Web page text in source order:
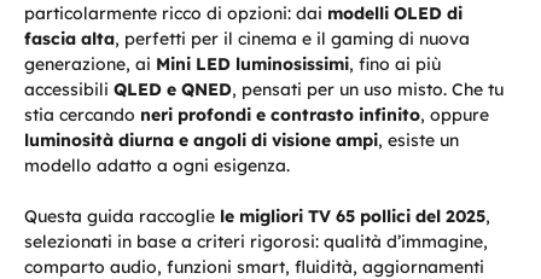
particolarmente ricco di opzioni: dai modelli OLED di
fascia alta, perfetti per il cinema e il gaming di nuova
generazione, ai Mini LED luminosissimi, fino ai più
accessibili QLED e QNED, pensati per un uso misto. Che tu
stia cercando neri profondi e contrasto infinito, oppure
luminosità diurna e angoli di visione ampi, esiste un
modello adatto a ogni esigenza.
Questa guida raccoglie le migliori TV 65 pollici del 2025,
selezionati in base a criteri rigorosi: qualità d’immagine,
comparto audio, funzioni smart, fluidità, aggiornamenti